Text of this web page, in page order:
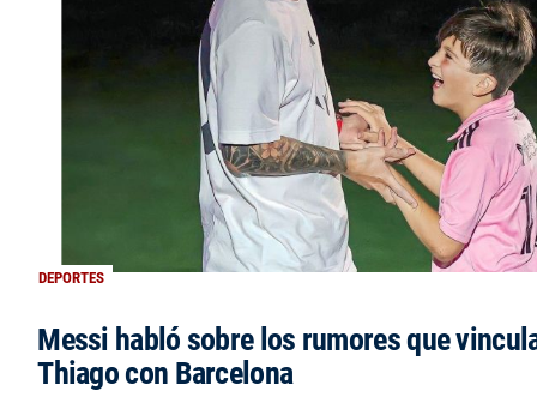
DEPORTES
Messi habló sobre los rumores que
Thiago con Barcelona